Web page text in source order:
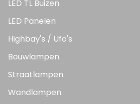
LED TL Buizen
LED Panelen
Highbay's / Ufo's
Bouwlampen
Straatlampen
Wandlampen